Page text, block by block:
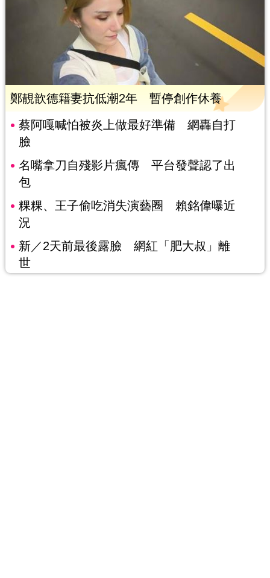
鄭靚歆德籍妻抗低潮2年 暫停創作休養
蔡阿嘎喊怕被炎上做最好準備 網轟自打
臉
名嘴拿刀自殘影片瘋傳 平台發聲認了出
包
粿粿、王子偷吃消失演藝圈 賴銘偉曝近
況
新／2天前最後露臉 網紅「肥大叔」離
世